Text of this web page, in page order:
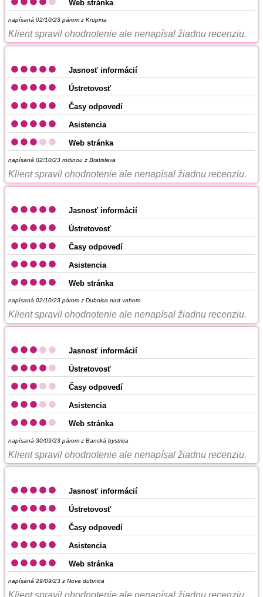
Web stránka
napísaná 02/10/23 párom z Krupina
Klient spravil ohodnotenie ale nenapísal žiadnu recenziu.
Jasnosť informácií
Ústretovosť
Časy odpovedí
Asistencia
Web stránka
napísaná 02/10/23 rodinou z Bratislava
Klient spravil ohodnotenie ale nenapísal žiadnu recenziu.
Jasnosť informácií
Ústretovosť
Časy odpovedí
Asistencia
Web stránka
napísaná 02/10/23 párom z Dubnica nad vahom
Klient spravil ohodnotenie ale nenapísal žiadnu recenziu.
Jasnosť informácií
Ústretovosť
Časy odpovedí
Asistencia
Web stránka
napísaná 30/09/23 párom z Banská bystrica
Klient spravil ohodnotenie ale nenapísal žiadnu recenziu.
Jasnosť informácií
Ústretovosť
Časy odpovedí
Asistencia
Web stránka
napísaná 29/09/23 z Nova dubnica
Klient spravil ohodnotenie ale nenapísal žiadnu recenziu.